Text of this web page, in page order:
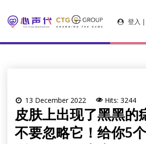
登入
13 December 2022 Hits: 3244
皮肤上出现了黑黑的
不要忽略它！给你5